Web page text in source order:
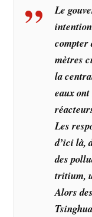
Le
compter
mètres
la
eaux
Les
d’ici là,
des
tritium,
Alors